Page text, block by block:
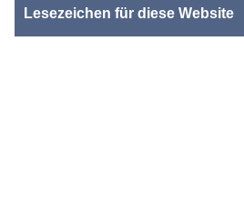
Lesezeichen für diese Website